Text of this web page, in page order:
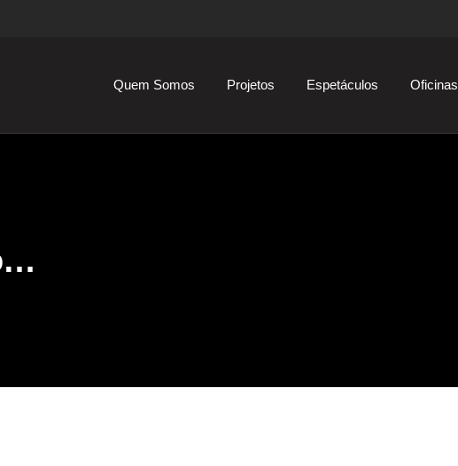
Quem Somos Projetos Espetáculos Oficinas